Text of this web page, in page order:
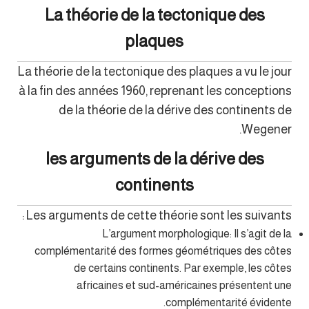
La théorie de la tectonique des
plaques
La théorie de la tectonique des plaques a vu le jour
à la fin des années 1960, reprenant les conceptions
de la théorie de la dérive des continents de
Wegener.
les arguments de la dérive des
continents
Les arguments de cette théorie sont les suivants :
L’argument morphologique: Il s’agit de la
complémentarité des formes géométriques des côtes
de certains continents. Par exemple, les côtes
africaines et sud-américaines présentent une
complémentarité évidente.